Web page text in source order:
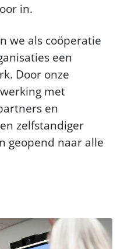
in.
we als coöperatie
een
Door onze
met
en
zelfstandiger
geopend naar alle